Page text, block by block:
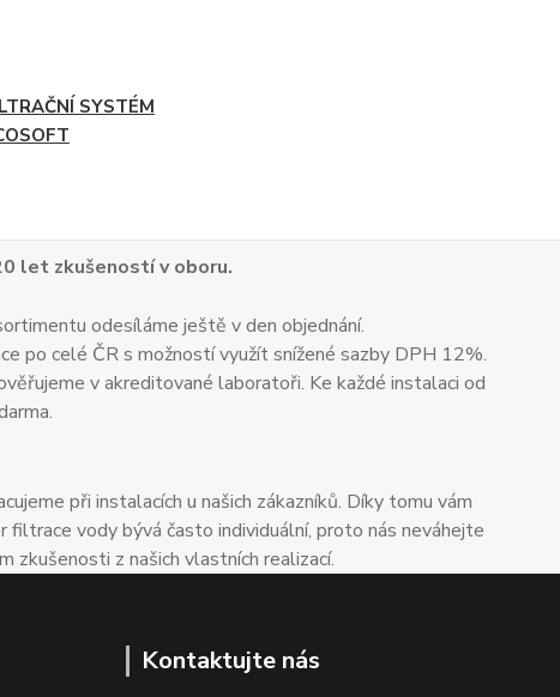
SYSTÉM
let zkušeností v oboru.
odesíláme ještě v den objednání.
po celé ČR s možností využít snížené sazby DPH 12%.
v akreditované laboratoři. Ke každé instalaci od
při instalacích u našich zákazníků. Díky tomu vám
vody bývá často individuální, proto nás neváhejte
zkušenosti z našich vlastních realizací.
Kontaktujte nás